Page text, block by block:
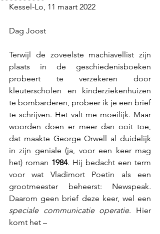
Kessel-Lo, 11 maart 2022
Dag Joost
Terwijl de zoveelste machiavellist zijn
plaats in de geschiedenisboeken
probeert te verzekeren door
kleuterscholen en kinderziekenhuizen
te bombarderen, probeer ik je een brief
te schrijven. Het valt me moeilijk. Maar
woorden doen er meer dan ooit toe,
dat maakte George Orwell al duidelijk
in zijn geniale (ja, voor een keer mag
het) roman 1984. Hij bedacht een term
voor wat Vladimort Poetin als een
grootmeester beheerst: Newspeak.
speciale communicatie operatie. Hier
komt het –